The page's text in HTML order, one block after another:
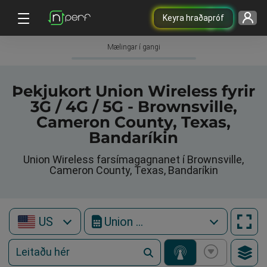
Keyra hraðapróf
Mælingar í gangi
Þekjukort Union Wireless fyrir
3G / 4G / 5G - Brownsville,
Cameron County, Texas,
Bandaríkin
Union Wireless farsímagagnanet í Brownsville,
Cameron County, Texas, Bandaríkin
US Union Wireless